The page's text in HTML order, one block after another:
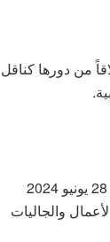
من دورها كناقل
وسلطت النيل للطيران الضوء على النجاح الذي حققه خط القاهرة – ميلان بيرغامو منذ إطلاقه في 28 يونيو 2024
والجاليات